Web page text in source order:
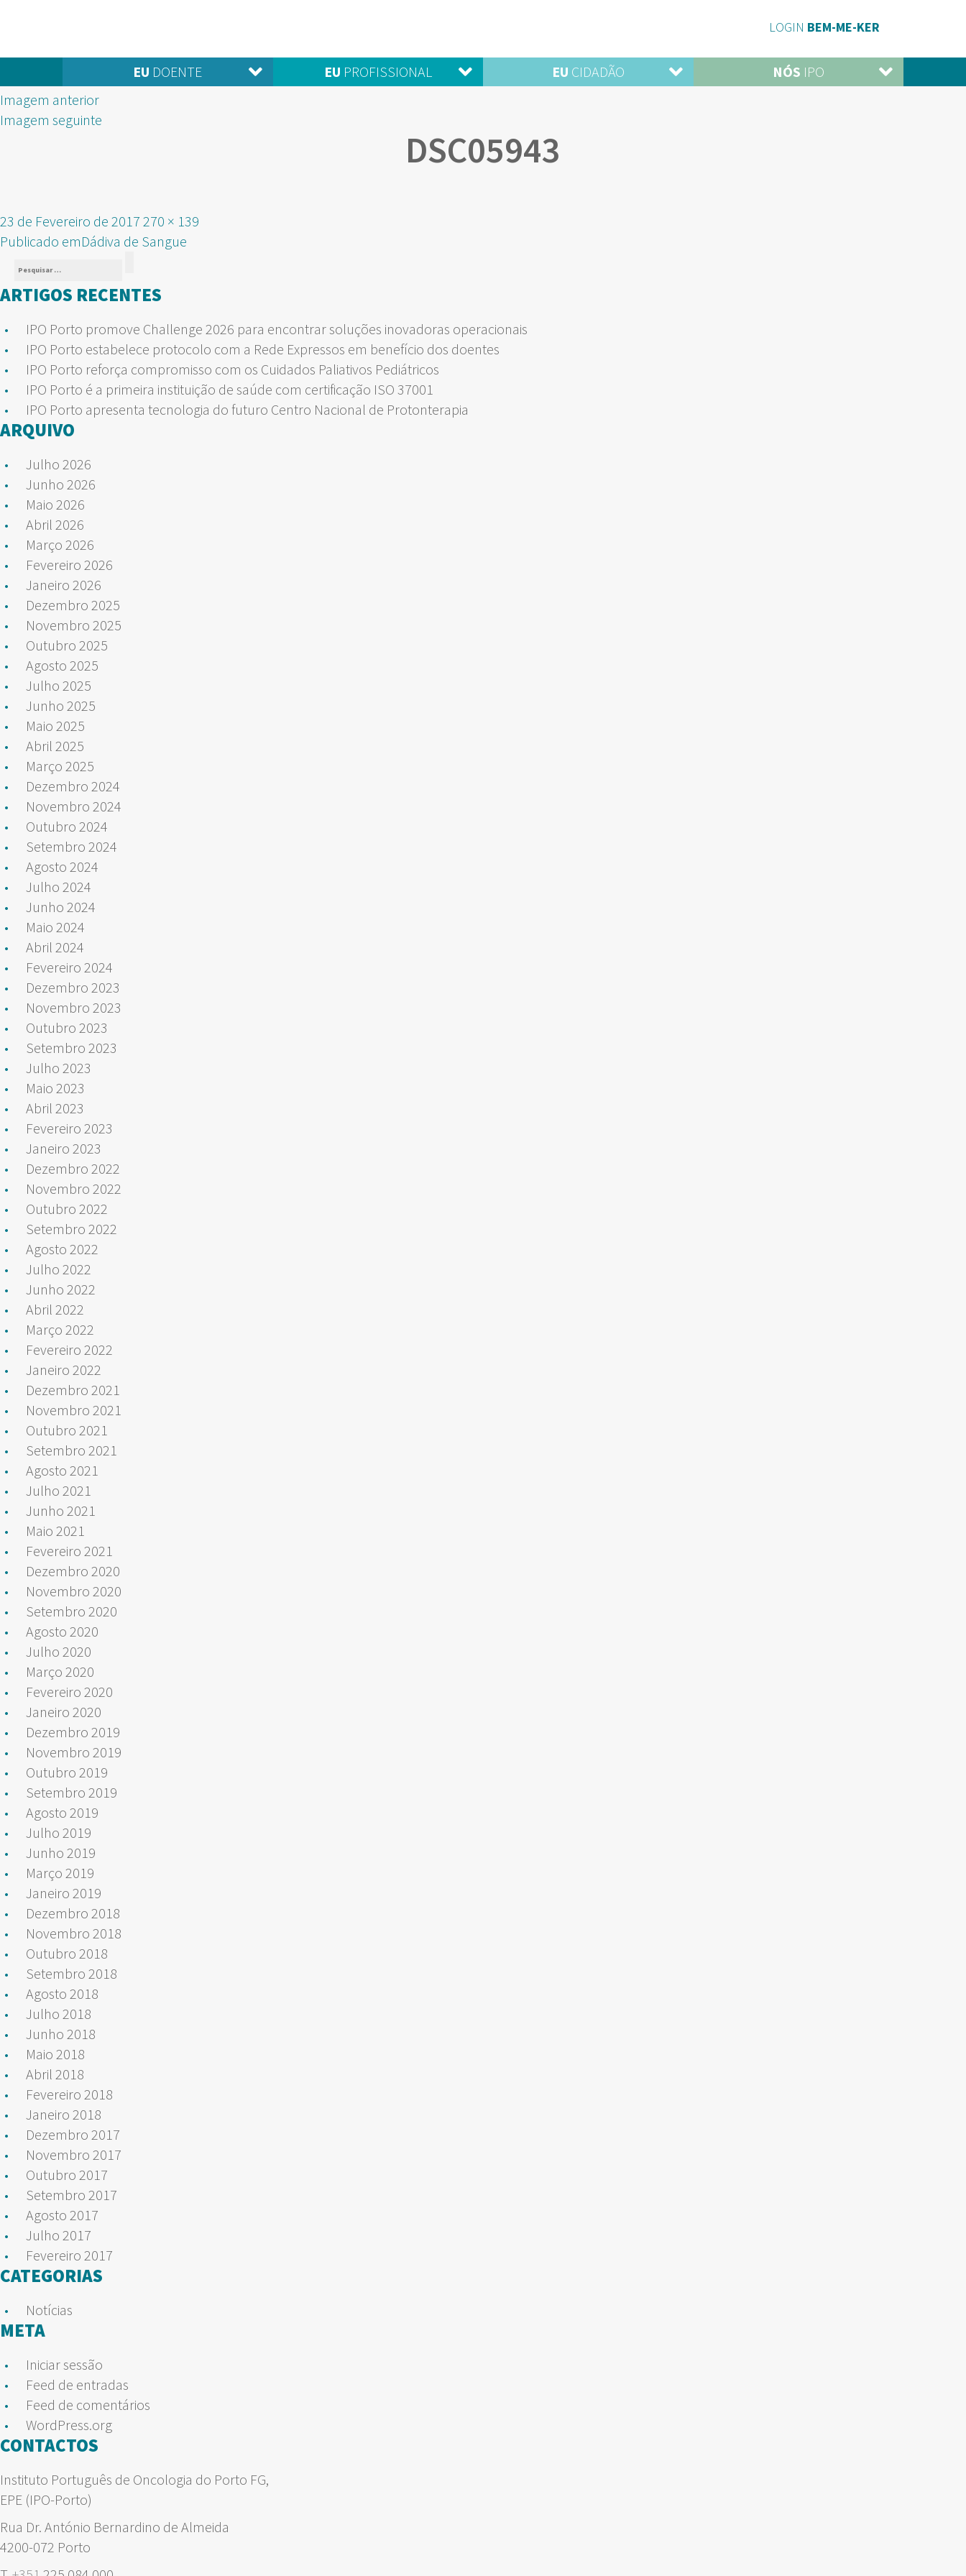
LOGIN BEM-ME-KER
EU DOENTE EU PROFISSIONAL EU CIDADÃO NÓS IPO
Imagem anterior
Imagem seguinte
DSC05943
Publicado
em
23 de Fevereiro de 2017 Tamanho
real
270 × 139
NAVEGAÇÃO
DE
ARTIGOS
Publicado emDádiva de Sangue
Pesquisar
por:
ARTIGOS RECENTES
IPO Porto promove Challenge 2026 para encontrar soluções inovadoras operacionais
IPO Porto estabelece protocolo com a Rede Expressos em benefício dos doentes
IPO Porto reforça compromisso com os Cuidados Paliativos Pediátricos
IPO Porto é a primeira instituição de saúde com certificação ISO 37001
IPO Porto apresenta tecnologia do futuro Centro Nacional de Protonterapia
ARQUIVO
Julho 2026
Junho 2026
Maio 2026
Abril 2026
Março 2026
Fevereiro 2026
Janeiro 2026
Dezembro 2025
Novembro 2025
Outubro 2025
Agosto 2025
Julho 2025
Junho 2025
Maio 2025
Abril 2025
Março 2025
Dezembro 2024
Novembro 2024
Outubro 2024
Setembro 2024
Agosto 2024
Julho 2024
Junho 2024
Maio 2024
Abril 2024
Fevereiro 2024
Dezembro 2023
Novembro 2023
Outubro 2023
Setembro 2023
Julho 2023
Maio 2023
Abril 2023
Fevereiro 2023
Janeiro 2023
Dezembro 2022
Novembro 2022
Outubro 2022
Setembro 2022
Agosto 2022
Julho 2022
Junho 2022
Abril 2022
Março 2022
Fevereiro 2022
Janeiro 2022
Dezembro 2021
Novembro 2021
Outubro 2021
Setembro 2021
Agosto 2021
Julho 2021
Junho 2021
Maio 2021
Fevereiro 2021
Dezembro 2020
Novembro 2020
Setembro 2020
Agosto 2020
Julho 2020
Março 2020
Fevereiro 2020
Janeiro 2020
Dezembro 2019
Novembro 2019
Outubro 2019
Setembro 2019
Agosto 2019
Julho 2019
Junho 2019
Março 2019
Janeiro 2019
Dezembro 2018
Novembro 2018
Outubro 2018
Setembro 2018
Agosto 2018
Julho 2018
Junho 2018
Maio 2018
Abril 2018
Fevereiro 2018
Janeiro 2018
Dezembro 2017
Novembro 2017
Outubro 2017
Setembro 2017
Agosto 2017
Julho 2017
Fevereiro 2017
CATEGORIAS
Notícias
META
Iniciar sessão
Feed de entradas
Feed de comentários
WordPress.org
CONTACTOS
Instituto Português de Oncologia do Porto FG,
EPE (IPO-Porto)
Rua Dr. António Bernardino de Almeida
4200-072 Porto